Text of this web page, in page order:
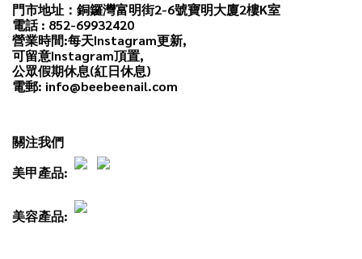
門市地址：銅鑼灣富明街2-6號寶明大廈2樓K室
電話 : 852-69932420
營業時間:每天Instagram更新,
可留意Instagram頂置,
公眾假期休息(紅日休息)
電郵: info@beebeenail.com
關注我們
美甲產品:
美容產品: